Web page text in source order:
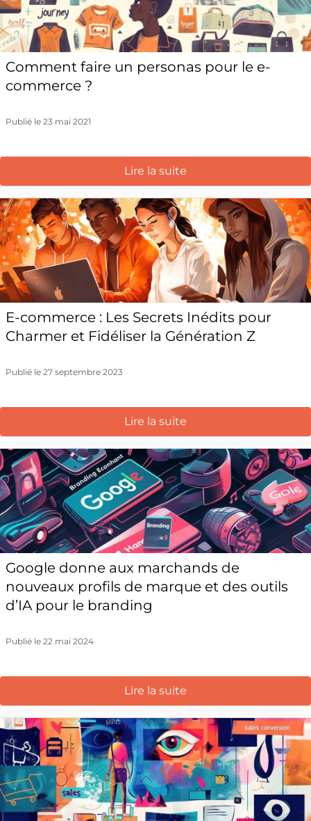
Comment faire un personas pour le e-
commerce ?
Publié le 23 mai 2021
Lire la suite
E-commerce : Les Secrets Inédits pour
Charmer et Fidéliser la Génération Z
Publié le 27 septembre 2023
Lire la suite
Google donne aux marchands de
nouveaux profils de marque et des outils
d’IA pour le branding
Publié le 22 mai 2024
Lire la suite